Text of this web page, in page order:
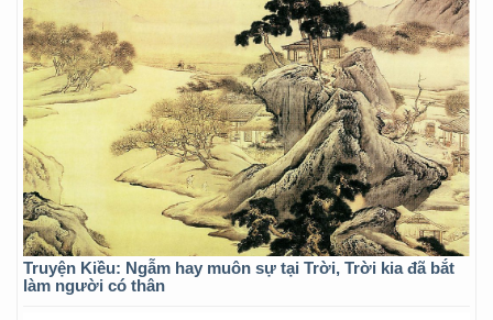
Truyện Kiều: Ngẫm hay muôn sự tại Trời, Trời kia đã bắt
làm người có thân